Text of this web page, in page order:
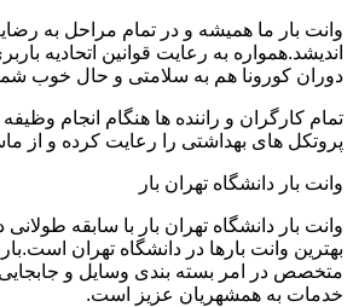
وانت بار ما همیشه و در تمام مراحل به
اندیشد.همواره به رعایت قوانین اتحادیه
دوران کورونا هم به سلامتی و حال خوب
تمام کارگران و راننده ها هنگام انجام
پروتکل های بهداشتی را رعایت کرده و از
وانت بار دانشگاه تهران بار
وانت بار دانشگاه تهران بار با سابقه طولانی
بهترین وانت بارها در دانشگاه تهران
متخصص در امر بسته بندی وسایل و
خدمات به همشهریان عزیز است.